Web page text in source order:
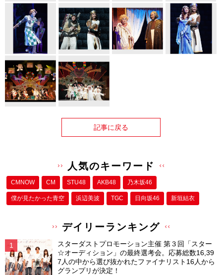
記事に戻る
人気のキーワード
CMNOW CM STU48 AKB48 乃木坂46
僕が⾒たかった⻘空 浜辺美波 TGC 日向坂46 新垣結衣
デイリーランキング
スターダストプロモーション主催 第３回「スター
☆オーディション」の最終選考会。応募総数16,39
7人の中から選び抜かれたファイナリスト16人から
グランプリが決定！